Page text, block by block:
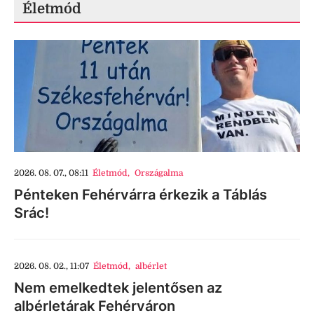
Életmód
2026. 08. 07., 08:11 Életmód, Országalma
Pénteken Fehérvárra érkezik a Táblás
Srác!
2026. 08. 02., 11:07 Életmód, albérlet
Nem emelkedtek jelentősen az
albérletárak Fehérváron